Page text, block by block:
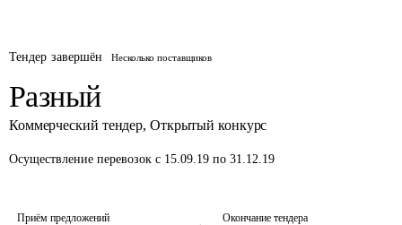
Тендер завершён Несколько поставщиков
Разный
Коммерческий тендер, Открытый конкурс
Осуществление перевозок с 15.09.19 по 31.12.19
Приём предложений
Окончание тендера